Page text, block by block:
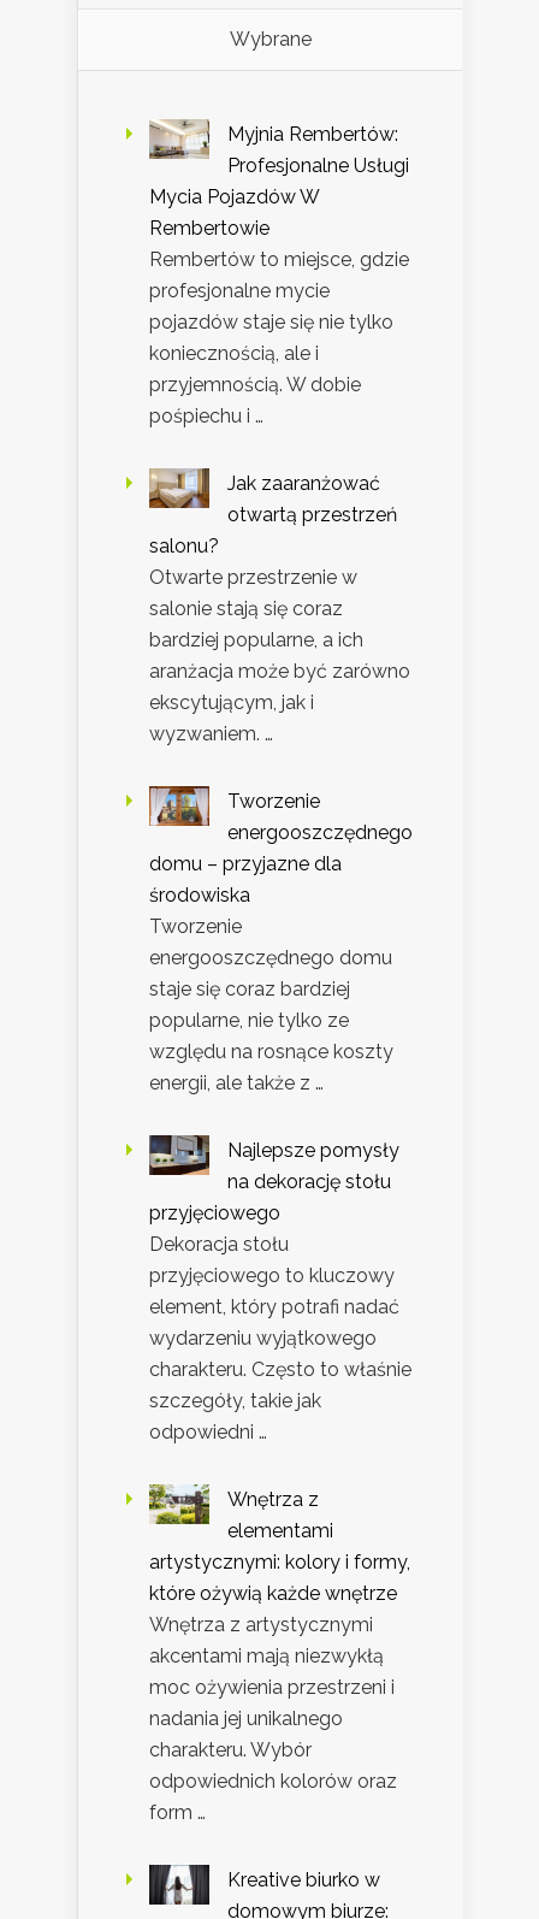
Wybrane
Myjnia Rembertów:
Profesjonalne Usługi
Mycia Pojazdów W
Rembertowie
Rembertów to miejsce, gdzie
profesjonalne mycie
pojazdów staje się nie tylko
koniecznością, ale i
przyjemnością. W dobie
pośpiechu i …
Jak zaaranżować
otwartą przestrzeń
salonu?
Otwarte przestrzenie w
salonie stają się coraz
bardziej popularne, a ich
aranżacja może być zarówno
ekscytującym, jak i
wyzwaniem. …
Tworzenie
energooszczędnego
domu – przyjazne dla
środowiska
Tworzenie
energooszczędnego domu
staje się coraz bardziej
popularne, nie tylko ze
względu na rosnące koszty
energii, ale także z …
Najlepsze pomysły
na dekorację stołu
przyjęciowego
Dekoracja stołu
przyjęciowego to kluczowy
element, który potrafi nadać
wydarzeniu wyjątkowego
charakteru. Często to właśnie
szczegóły, takie jak
odpowiedni …
Wnętrza z
elementami
artystycznymi: kolory i formy,
które ożywią każde wnętrze
Wnętrza z artystycznymi
akcentami mają niezwykłą
moc ożywienia przestrzeni i
nadania jej unikalnego
charakteru. Wybór
odpowiednich kolorów oraz
form …
Kreative biurko w
domowym biurze: